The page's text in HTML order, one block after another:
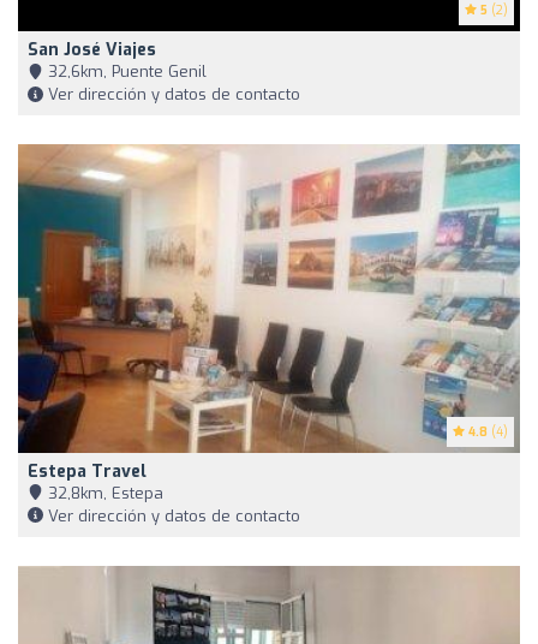
5 (2)
San José Viajes
32,6km, Puente Genil
Ver dirección y datos de contacto
4.8 (4)
Estepa Travel
32,8km, Estepa
Ver dirección y datos de contacto